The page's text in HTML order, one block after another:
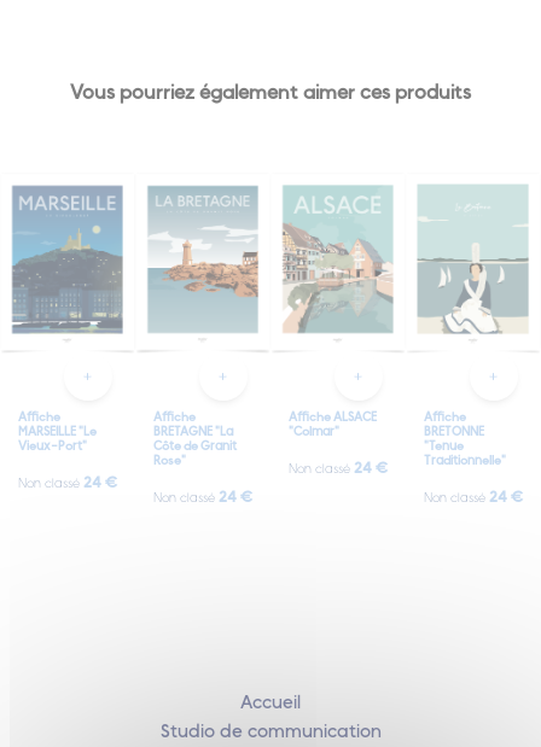
Vous pourriez également aimer ces produits
Affiche
MARSEILLE "Le
Vieux-Port"
Non classé 24 €
Affiche
BRETAGNE "La
Côte de Granit
Rose"
Non classé 24 €
Affiche ALSACE
"Colmar"
Non classé 24 €
Affiche
BRETONNE
"Tenue
Traditionnelle"
Non classé 24 €
Accueil
Studio de communication